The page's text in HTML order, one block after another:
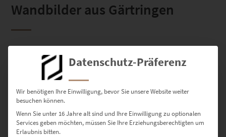
Wandbilder aus Gärtringen
Einzelnes Ergebnis wird angezeigt
Dieses Produkt weist mehrere Varianten auf. Die Optionen können auf der Produktseite gewählt werden
Datenschutz-Präferenz
Wir benötigen Ihre Einwilligung, bevor Sie unsere Website weiter
besuchen können.
Wenn Sie unter 16 Jahre alt sind und Ihre Einwilligung zu optionalen
Services geben möchten, müssen Sie Ihre Erziehungsberechtigten um
Erlaubnis bitten.